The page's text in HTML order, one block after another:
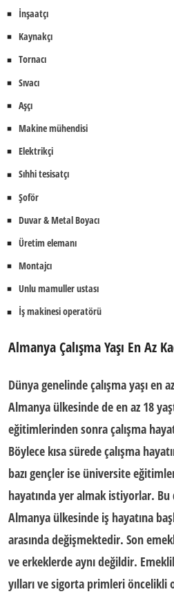
İnşaatçı
Kaynakçı
Tornacı
Sıvacı
Aşçı
Makine mühendisi
Elektrikçi
Sıhhi tesisatçı
Şoför
Duvar & Metal Boyacı
Üretim elemanı
Montajcı
Unlu mamuller ustası
İş makinesi operatörü
Almanya Çalışma Yaşı En Az
Dünya genelinde çalışma yaşı en
Almanya ülkesinde de en az 18
eğitimlerinden sonra çalışma
Böylece kısa sürede çalışma
bazı gençler ise üniversite
hayatında yer almak istiyorlar.
Almanya ülkesinde iş hayatına
arasında değişmektedir. Son
ve erkeklerde aynı değildir.
yılları ve sigorta primleri öncelikli